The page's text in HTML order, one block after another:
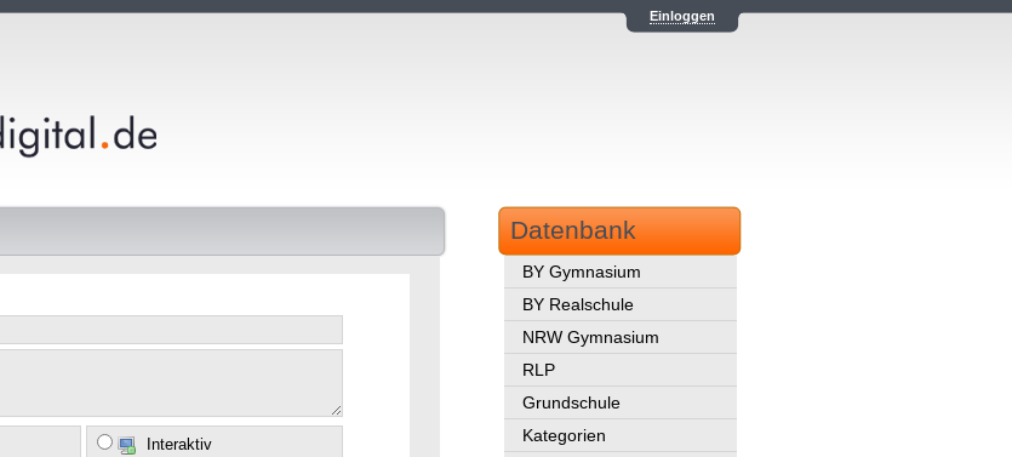
Einloggen
Interaktiv
Datenbank
BY Gymnasium
BY Realschule
NRW Gymnasium
RLP
Grundschule
Kategorien